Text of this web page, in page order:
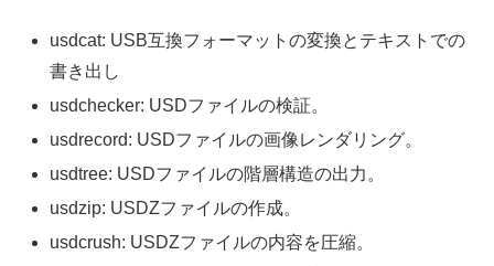
usdcat: USB互換フォーマットの変換とテキストでの
書き出し
usdchecker: USDファイルの検証。
usdrecord: USDファイルの画像レンダリング。
usdtree: USDファイルの階層構造の出力。
usdzip: USDZファイルの作成。
usdcrush: USDZファイルの内容を圧縮。